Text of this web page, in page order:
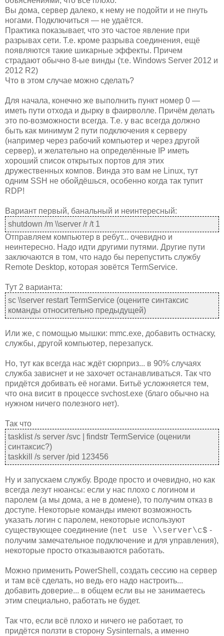
Вы дома, сервер далеко, к нему не подойти и не пнуть
ногами. Подключиться — не удаётся.
Практика показывает, что это частое явление при
разрывах сети. Т.е. кроме разрыва соединения, ещё
появляются такие шикарные эффекты. Причем
страдают обычно 8-ые винды (т.е. Windows Server 2012 и
2012 R2)
Что в этом случае можно сделать?
Для начала, конечно же выполнить пункт номер 0 —
иметь пути отхода и дырку в фаирволле. Причём делать
это по-возможности всегда. Т.е. у вас всегда должно
быть как минимум 2 пути подключения к серверу
(например через рабочий компьютер и через другой
сервер), и желательно на определённые IP иметь
хороший список открытых портов для этих
дружественных компов. Винда это вам не Linux, тут
одним SSH не обойдёшься, особенно когда так тупит
RDP!
Вариант первый, банальный и неинтересный:
shutdown /m \\server /r /t 1
Отправляем компьютер в ребут... очевидно и
неинтересно. Надо идти другими путями. Другие пути
заключаются в том, что надо бы перепустить службу
Remote Desktop, которая зовётся TermService.
Тут 2 варианта:
sc \\server restart TermService (оцените синтаксис
команды относительно предыдущей)
Или же, с помощью мышки: mmc.exe, добавить остнаску,
службы, другой компьютер, перезапуск.
Но, тут как всегда нас ждёт сюрприз... в 90% случаях
служба зависнет и не захочет останавливаться. Так что
придётся добивать её ногами. Битьё усложняется тем,
что она висит в процессе svchost.exe (благо обычно на
нужном ничего полезного нет).
Так что
tasklist /s server /svc | findstr TermService (оценили
синтаксис?)
taskkill /s server /pid 123456
Ну и запускаем службу. Вроде просто и очевидно, но как
всегда лезут нюансы: если у нас плохо с логином и
паролем (а мы дома, а не в домене), то получим отказ в
доступе. Некоторые команды имеют возможность
указать логин с паролем, некоторые используют
существующее соединение (net use \\server\c$ -
получим замечательное подключение и для управления),
некоторые просто отказываются работать.
Можно применить PowerShell, создать сессию на сервер
и там всё сделать, но ведь его надо настроить...
добавить доверие... в общем если вы не занимаетесь
этим специально, работать не будет.
Так что, если всё плохо и ничего не работает, то
придётся ползти в сторону Sysinternals, а именно